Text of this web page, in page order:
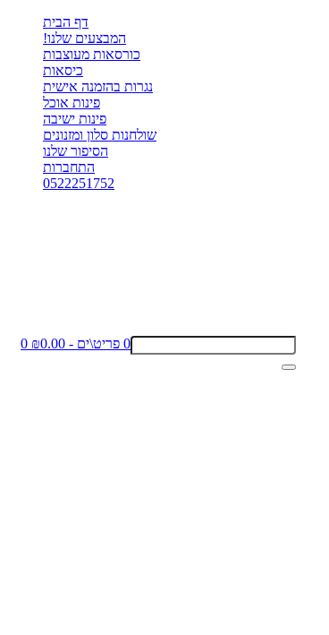
דף הבית
המבצעים שלנו!
כורסאות מעוצבות
כיסאות
נגרות בהזמנה אישית
פינות אוכל
פינות ישיבה
שולחנות סלון ומזנונים
הסיפור שלנו
התחברות
0522251752
0 פריט\ים - ₪0.00 0